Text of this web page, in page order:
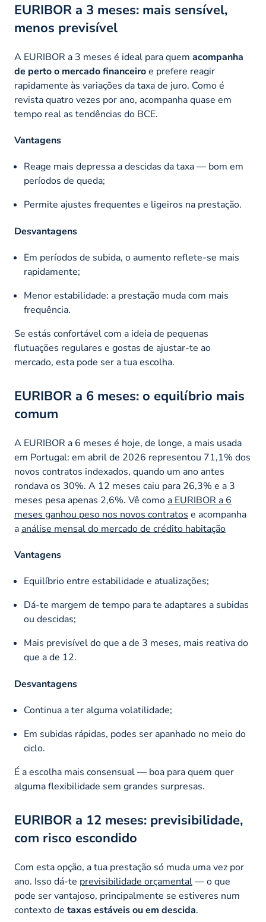
EURIBOR a 3 meses: mais sensível,
menos previsível
A EURIBOR a 3 meses é ideal para quem acompanha
de perto o mercado financeiroe prefere reagir
rapidamente às variações da taxa de juro. Como é
revista quatro vezes por ano, acompanha quase em
tempo real as tendências do BCE.
Vantagens
Reage mais depressa a descidas da taxa — bom em
períodos de queda;
Permite ajustes frequentes e ligeiros na prestação.
Desvantagens
Em períodos de subida, o aumento reflete-se mais
rapidamente;
Menor estabilidade: a prestação muda com mais
frequência.
Se estás confortável com a ideia de pequenas
flutuações regulares e gostas de ajustar-te ao
mercado, esta pode ser a tua escolha.
EURIBOR a 6 meses: o equilíbrio mais
comum
A EURIBOR a 6 meses é hoje, de longe, a mais usada
em Portugal: em abril de 2026 representou 71,1% dos
novos contratos indexados, quando um ano antes
rondava os 30%. A 12 meses caiu para 26,3% e a 3
meses pesa apenas 2,6%. Vê como a EURIBOR a 6
meses ganhou peso nos novos contratos e acompanha
a análise mensal do mercado de crédito habitação
Vantagens
Equilíbrio entre estabilidade e atualizações;
Dá-te margem de tempo para te adaptares a subidas
ou descidas;
Mais previsível do que a de 3 meses, mais reativa do
que a de 12.
Desvantagens
Continua a ter alguma volatilidade;
Em subidas rápidas, podes ser apanhado no meio do
ciclo.
É a escolha mais consensual — boa para quem quer
alguma flexibilidade sem grandes surpresas.
EURIBOR a 12 meses: previsibilidade,
com risco escondido
Com esta opção, a tua prestação só muda uma vez por
ano. Isso dá-te previsibilidade orçamental— o que
pode ser vantajoso, principalmente se estiveres num
contexto de taxas estáveis ou em descida.